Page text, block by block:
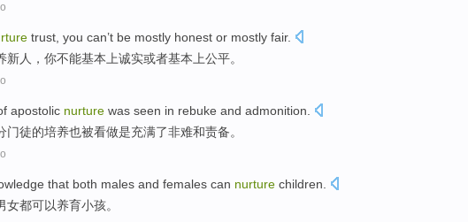
trust you can’t be mostly honest or mostly fair.
新人 ， 你不能基本上诚实或者基本上公平。
apostolic nurture was seen in rebuke and admonition.
门徒的培养也被看做是充满了非难和责备。
that both males and females can nurture children
女都可以养育小孩。